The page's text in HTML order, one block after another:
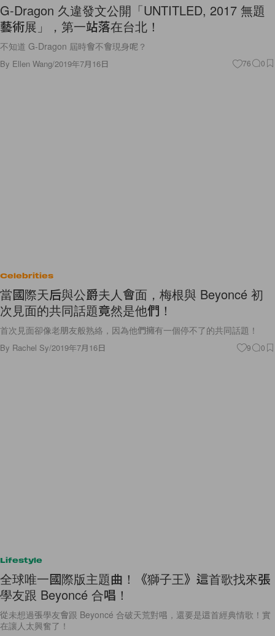
G-Dragon 久違發文公開「UNTITLED, 2017 無題
藝術展」，第一站落在台北！
不知道 G-Dragon 屆時會不會現身呢？
By Ellen Wang/2019年7月16日 76 0
Celebrities
當國際天后與公爵夫人會面，梅根與 Beyoncé 初
次見面的共同話題竟然是他們！
首次見面卻像老朋友般熟絡，因為他們擁有一個停不了的共同話題！
By Rachel Sy/2019年7月16日 9 0
Lifestyle
全球唯一國際版主題曲！《獅子王》這首歌找來張
學友跟 Beyoncé 合唱！
從未想過張學友會跟 Beyoncé 合破天荒對唱，還要是這首經典情歌！實
在讓人太興奮了！